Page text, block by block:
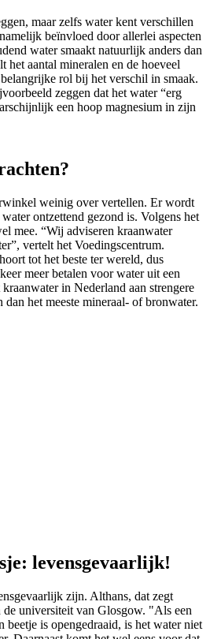
maar zelfs water kent verschillen
beïnvloed door allerlei aspecten
water smaakt natuurlijk anders dan
het aantal mineralen en de hoeveel
rol bij het verschil in smaak.
zeggen dat het water “erg
een hoop magnesium in zijn
weinig over vertellen. Er wordt
ontzettend gezond is. Volgens het
mee. “Wij adviseren kraanwater
vertelt het Voedingscentrum.
tot het beste ter wereld, dus
meer betalen voor water uit een
in Nederland aan strengere
het meeste mineraal- of bronwater.
levensgevaarlijk!
zijn. Althans, dat zegt
de universiteit van Glosgow. "Als een
beetje is opengedraaid, is het water niet